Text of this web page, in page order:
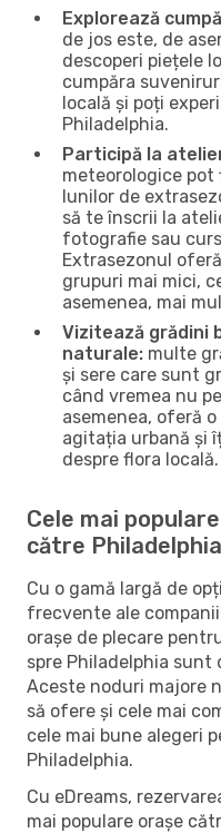
Explorează
de jos este, de
descoperi piețele
cumpăra
locală și poți
Philadelphia.
Participă la
meteorologice
lunilor de
să te înscrii la
fotografie sau
Extrasezonul
grupuri mai mici,
asemenea, mai
Vizitează grădini
naturale: multe
și sere care sunt
când vremea nu
asemenea, oferă
agitația urbană și
despre flora locală.
Cele mai
către Philadelphia
Cu o gamă largă de
frecvente ale
orașe de plecare
spre Philadelphia sunt
Aceste noduri majore
să ofere și cele mai
cele mai bune alegeri
Philadelphia.
Cu eDreams,
mai populare orașe